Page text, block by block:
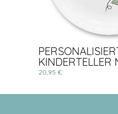
KINDERTELLER
20,95 €